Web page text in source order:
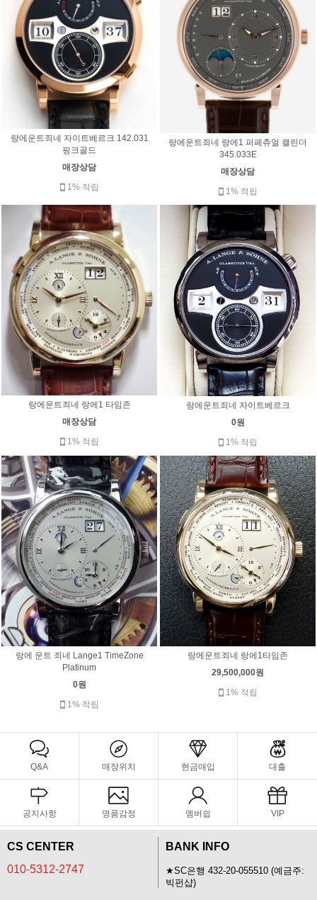
랑에운트죄네 자이트베르크 142.031
핑크골드
매장상담
1% 적립
랑에운트죄네 랑에1 퍼페츄얼 캘린더
345.033E
매장상담
1% 적립
랑에운트죄네 랑에1 타임존
매장상담
1% 적립
랑에운트죄네 자이트베르크
0원
1% 적립
랑에 운트 죄네 Lange1 TimeZone
Platinum
0원
1% 적립
랑에운트죄네 랑에1타임존
29,500,000원
1% 적립
Q&A 매장위치 현금매입 대출
공지사항 명품감정 멤버쉽 VIP
CS CENTER
010-5312-2747
BANK INFO
★SC은행 432-20-055510 (예금주:
빅펀샵)